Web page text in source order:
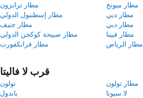
مطار ترابزون
مطار ميونخ
مطار إسطنبول الدولي
مطار دبي
مطار جنيف
مطار دبي
مطار صبيحة كوكجن الدولي
مطار فيينا
مطار فرانكفورت
مطار الرياض
قرب لا فاليتا
تولون
مطار تولون
باندول
لا سيوتا